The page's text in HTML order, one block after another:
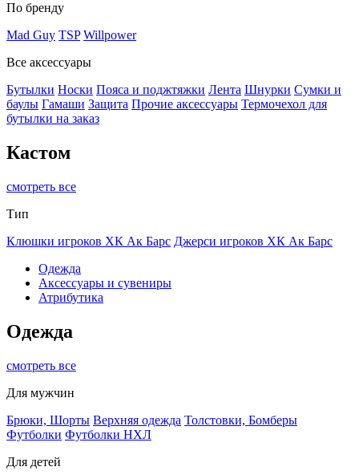
По бренду
Mad Guy TSP Willpower
Все аксессуары
Бутылки Носки Пояса и поджтяжки Лента Шнурки Сумки и
баулы Гамаши Защита Прочие аксессуары Термочехол для
бутылки на заказ
Кастом
смотреть все
Тип
Клюшки игроков ХК Ак Барс Джерси игроков ХК Ак Барс
Одежда
Аксессуары и сувениры
Атрибутика
Одежда
смотреть все
Для мужчин
Брюки, Шорты Верхняя одежда Толстовки, Бомберы
Футболки Футболки НХЛ
Для детей